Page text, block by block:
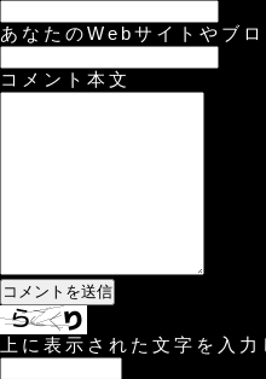
あなたのWebサイトやブロ
コメント本文
上に表示された文字を入力